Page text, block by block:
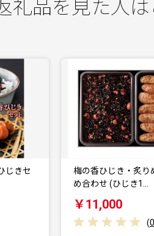
礼品を見た人
たい 詰
直火焼き 炙りめん
￥18,000